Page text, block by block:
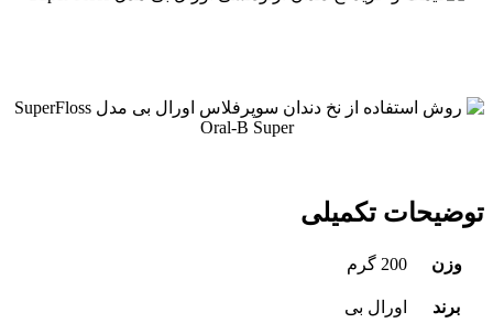
توضیحات تکمیلی
وزن 200 گرم
برند اورال بی